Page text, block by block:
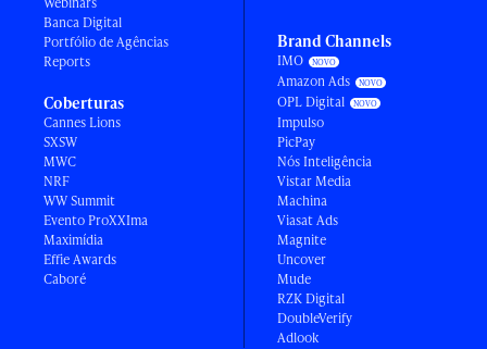
Banca Digital
Portfólio de Agências
Reports
Coberturas
Cannes Lions
SXSW
MWC
NRF
WW Summit
Evento ProXXIma
Maximídia
Effie Awards
Caboré
Brand Channels
IMO
Amazon Ads
OPL Digital
Impulso
PicPay
Nós Inteligência
Vistar Media
Machina
Viasat Ads
Magnite
Uncover
Mude
RZK Digital
DoubleVerify
Adlook